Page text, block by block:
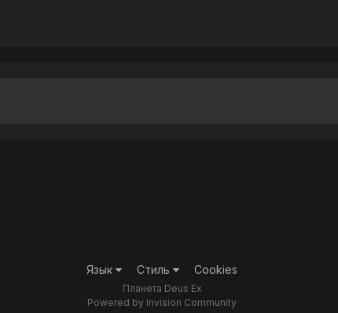
Язык Стиль Cookies
Планета Deus Ex
Powered by Invision Community